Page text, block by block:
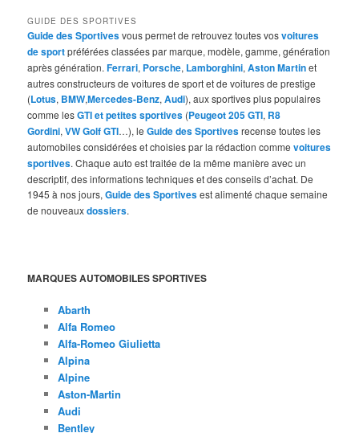
GUIDE DES SPORTIVES
Guide des Sportivesvous permet de retrouvez toutes vosvoitures
de sportpréférées classées par marque, modèle, gamme, génération
après génération.Ferrari, Porsche, Lamborghini,Aston Martinet
autres constructeurs de voitures de sport et de voitures de prestige
(Lotus, BMW,Mercedes-Benz,Audi), aux sportives plus populaires
comme lesGTI et petites sportives (Peugeot 205 GTI, R8
Gordini,VW Golf GTI…), leGuide des Sportivesrecense toutes les
automobiles considérées et choisies par la rédaction commevoitures
sportives. Chaque auto est traitée de la même manière avec un
descriptif, des informations techniques et des conseils d’achat. De
1945 à nos jours,Guide des Sportivesest alimenté chaque semaine
de nouveauxdossiers.
MARQUES AUTOMOBILES SPORTIVES
Abarth
Alfa Romeo
Alfa-Romeo Giulietta
Alpina
Alpine
Aston-Martin
Audi
Bentley